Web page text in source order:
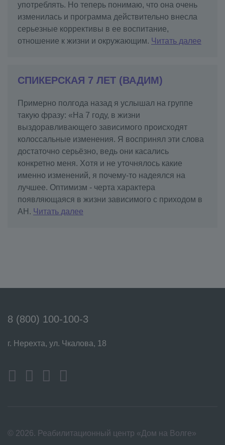
употреблять. Но теперь понимаю, что она очень
изменилась и программа действительно внесла
серьезные коррективы в ее воспитание,
отношение к жизни и окружающим. Читать далее
СПИКЕРСКАЯ 7 ЛЕТ (ВАДИМ)
Примерно полгода назад я услышал на группе
такую фразу: «На 7 году, в жизни
выздоравливающего зависимого происходят
колоссальные изменения. Я воспринял эти слова
достаточно серьёзно, ведь они касались
конкретно меня. Хотя и не уточнялось какие
именно изменений, я почему-то надеялся на
лучшее. Оптимизм - черта характера
появляющаяся в жизни зависимого с приходом в
АН. Читать далее
8 (800) 100-100-3
г. Нерехта, ул. Чкалова, 18
© 2026. Реабилитационный центр «Дом на Волге»